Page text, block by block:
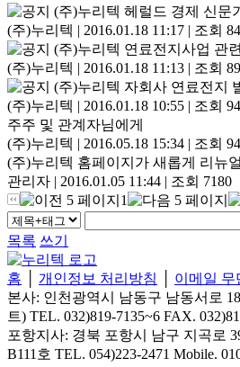
(주)누리텍 헤럴드 경제 신문
(주)누리텍 | 2016.01.18 11:17 | 조회
(주)누리텍 연료전지사업 관
(주)누리텍 | 2016.01.18 11:13 | 조회
(주)누리텍 자회사 연료전지
(주)누리텍 | 2016.01.18 10:55 | 조회
주주 및 관계자님에게
(주)누리텍 | 2016.05.18 15:34 | 조회
(주)누리텍 홈페이지가 새롭게 리뉴
관리자 | 2016.01.05 11:44 | 조회 7180
1
목록 쓰기
홈 개인정보 처리방침
이메일 무
본사: 인천광역시 남동구 남동서로
트) TEL. 032)819-7135~6 FAX.
포항지사: 경북 포항시 남구 지곡로
B111호 TEL. 054)223-2471 Mobile.